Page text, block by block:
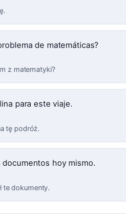
de matemáticas?
z matematyki?
para este viaje.
tę podróż.
hoy mismo.
te dokumenty.